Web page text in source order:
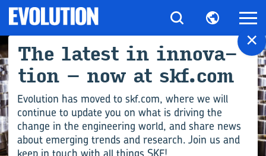
×
The la­test in in­no­va­
ti­on – now at skf.com
Evolution has moved to skf.com, where we will
continue to update you on what is driving the
change in the engineering world, and share news
about emerging trends and research. Join us and